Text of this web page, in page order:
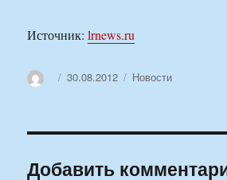
Источник:lrnews.ru
АвторОпубликовано
30.08.2012 Рубрики
Новости
Добавить